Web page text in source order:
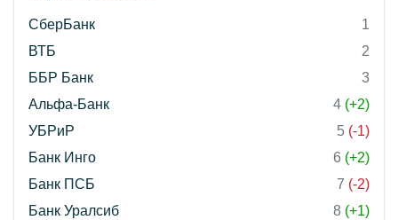
СберБанк
1
ВТБ
2
ББР Банк
3
Альфа-Банк
4 (+2)
УБРиР
5 (-1)
Банк Инго
6 (+2)
Банк ПСБ
7 (-2)
Банк Уралсиб
8 (+1)